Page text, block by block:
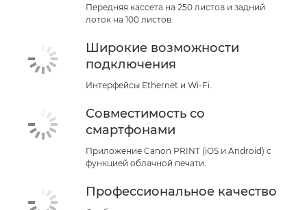
Передняя кассета на 250 листов и задний
лоток на 100 листов.
Широкие возможности
подключения
Интерфейсы Ethernet и Wi-Fi.
Совместимость со
смартфонами
Приложение Canon PRINT (iOS и Android) с
функцией облачной печати.
Профессиональное качество